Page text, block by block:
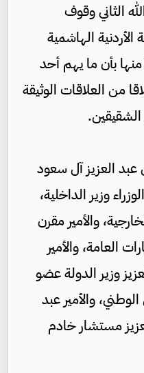
الثاني وقوف
الهاشمية
منها بأن ما يهم أحد
من العلاقات الوثيقة
الشقيقين.
عبد العزيز آل سعود
وزير الداخلية،
والأمير مقرن
العامة، والأمير
وزير الدولة عضو
والأمير عبد
مستشار خادم